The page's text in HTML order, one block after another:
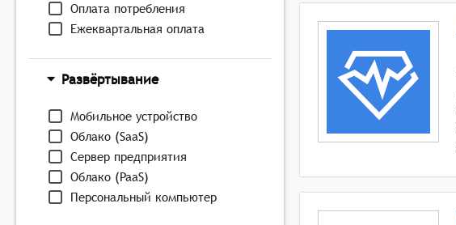
Оплата потребления
Ежеквартальная оплата
Развёртывание
Мобильное устройство
Облако (SaaS)
Сервер предприятия
Облако (PaaS)
Персональный компьютер